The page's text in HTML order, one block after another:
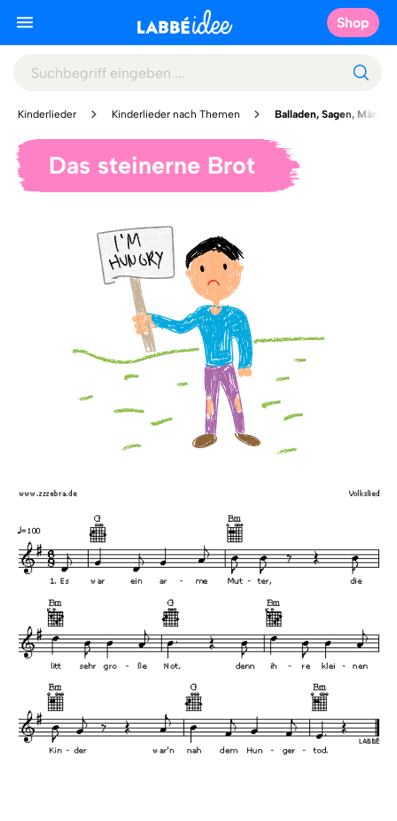
Shop
Kinderlieder Kinderlieder nach Themen Balladen, Sagen,
Das steinerne Brot